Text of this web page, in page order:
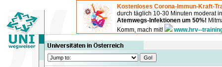
Kostenloses Corona-Immun-Kraft-
durch täglich 10-30 Minuten moderat
Atemwegs-Infektionen um 50%!
Komm, mach mit!
www.hrv--